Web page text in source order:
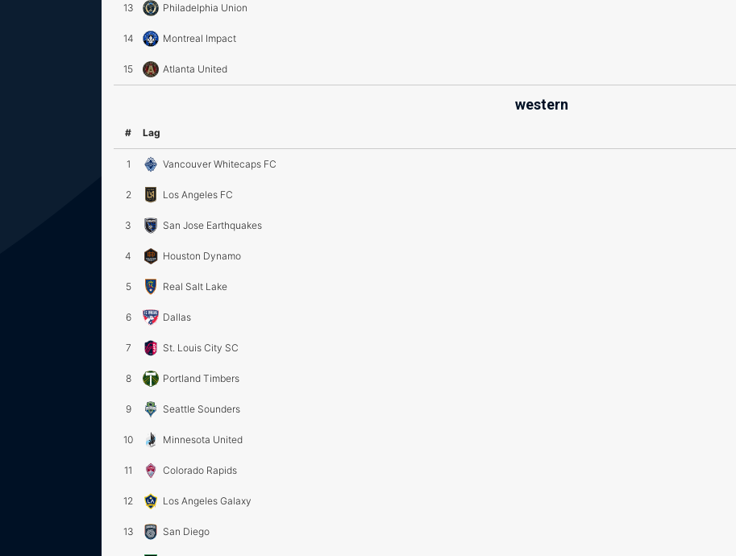
13 Philadelphia Union
14 Montreal Impact
15 Atlanta United
western
# Lag
1 Vancouver Whitecaps FC
2 Los Angeles FC
3 San Jose Earthquakes
4 Houston Dynamo
5 Real Salt Lake
6 Dallas
7 St. Louis City SC
8 Portland Timbers
9 Seattle Sounders
10 Minnesota United
11 Colorado Rapids
12 Los Angeles Galaxy
13 San Diego